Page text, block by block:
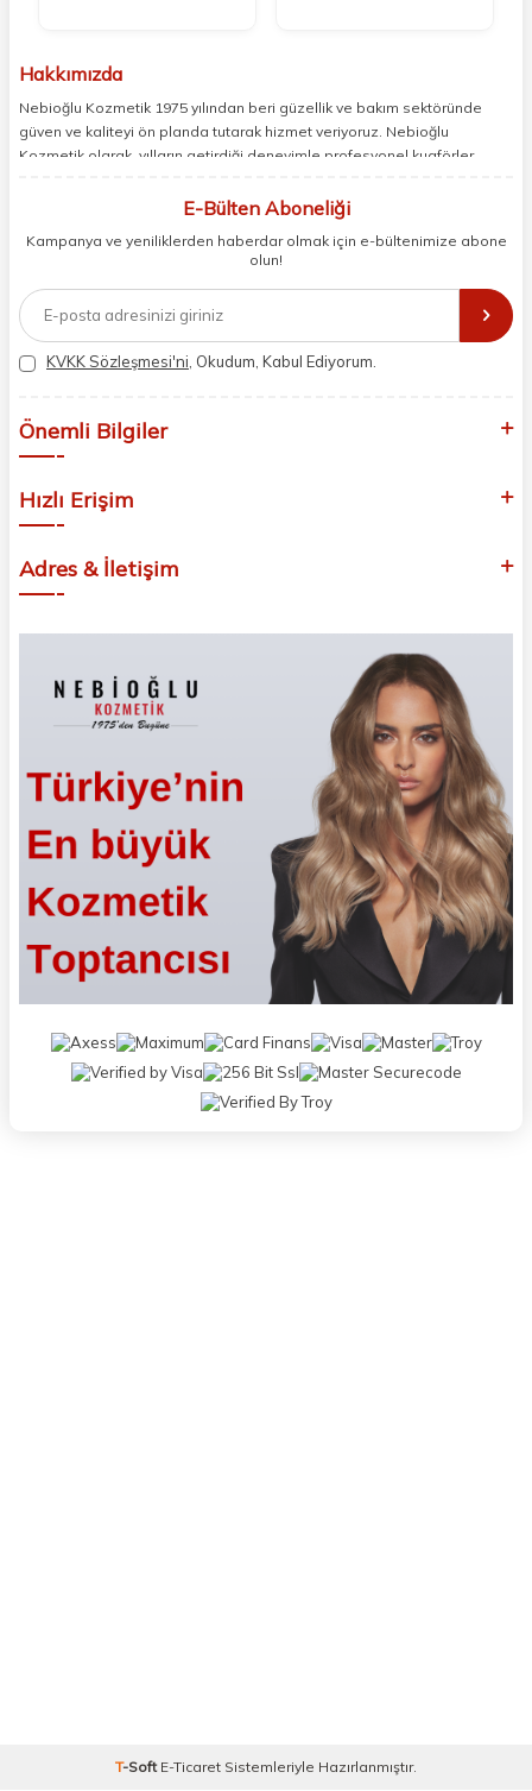
Hakkımızda
Nebioğlu Kozmetik 1975 yılından beri güzellik ve bakım sektöründe
güven ve kaliteyi ön planda tutarak hizmet veriyoruz. Nebioğlu
Kozmetik olarak, yılların getirdiği deneyimle profesyonel kuaförler,
odaklanıyoruz. Doğal içerikleri bilimsel formüllerle birleştirerek saç ve
ihtiyaçlarını dinleyerek her zaman en iyisini sunmayı hedefliyor,
yeniliyoruz. Güvenilirliğimiz, samimiyetimiz ve kaliteye olan
bağlılığımızla güzellik yolculuğunuzda yanınızdayız.
E-Bülten Aboneliği
Kampanya ve yeniliklerden haberdar olmak için e-bültenimize abone
olun!
KVKK Sözleşmesi'ni , Okudum, Kabul Ediyorum.
Önemli Bilgiler
Hızlı Erişim
Adres & İletişim
T-Soft E-Ticaret Sistemleriyle Hazırlanmıştır.